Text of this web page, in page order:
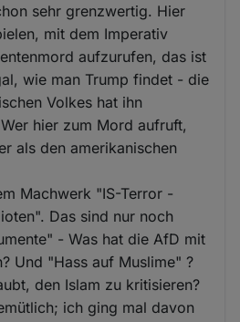
sehr grenzwertig. Hier
mit dem Imperativ
aufzurufen, das ist
wie man Trump findet - die
Volkes hat ihn
hier zum Mord aufruft,
als den amerikanischen
Machwerk "IS-Terror -
Das sind nur noch
- Was hat die AfD mit
Und "Hass auf Muslime" ?
den Islam zu kritisieren?
ich ging mal davon